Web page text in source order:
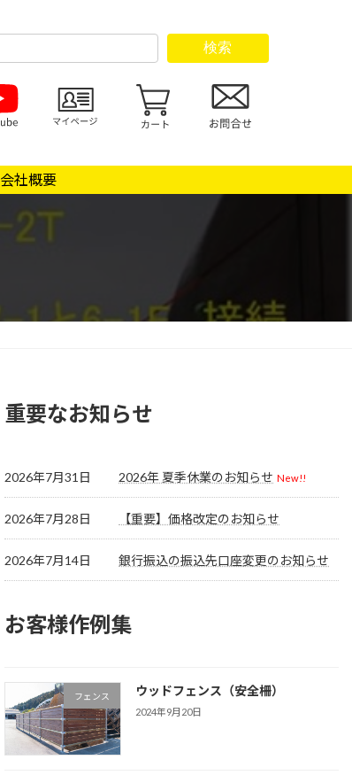
検索
会社概要
重要なお知らせ
2026年7月31日 2026年 夏季休業のお知らせ New!!
2026年7月28日 【重要】価格改定のお知らせ
2026年7月14日 銀行振込の振込先口座変更のお知らせ
お客様作例集
フェンス ウッドフェンス（安全柵）
2024年9月20日